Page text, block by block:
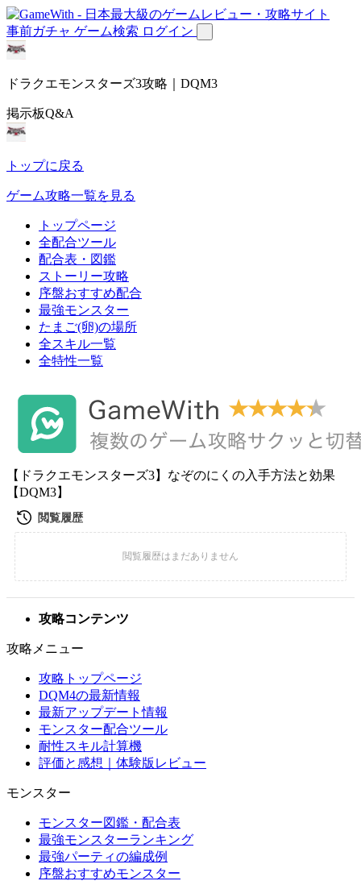
事前ガチャ ゲーム検索 ログイン
ドラクエモンスターズ3攻略｜DQM3
掲示板Q&A
トップに戻る
ゲーム攻略一覧を見る
トップページ
全配合ツール
配合表・図鑑
ストーリー攻略
序盤おすすめ配合
最強モンスター
たまご(卵)の場所
全スキル一覧
全特性一覧
【ドラクエモンスターズ3】なぞのにくの入手方法と効果
【DQM3】
攻略コンテンツ
攻略メニュー
攻略トップページ
DQM4の最新情報
最新アップデート情報
モンスター配合ツール
耐性スキル計算機
評価と感想｜体験版レビュー
モンスター
モンスター図鑑・配合表
最強モンスターランキング
最強パーティの編成例
序盤おすすめモンスター